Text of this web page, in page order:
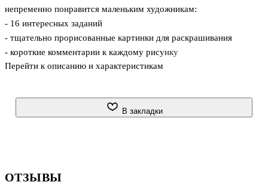
непременно понравится маленьким художникам:
- 16 интересных заданий
- тщательно прорисованные картинки для раскрашивания
- короткие комментарии к каждому рисунку
- удобный компактный формат
приключения драконов и их друзей-викингов. Раскрашивая
Перейти к описанию и характеристикам
В закладки
ОТЗЫВЫ